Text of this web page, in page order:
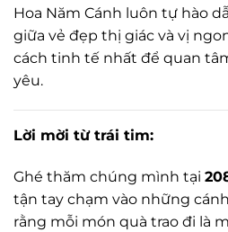
Hoa Năm Cánh luôn tự hào
giữa vẻ đẹp thị giác và vị
cách tinh tế nhất để quan
yêu.
Lời mời từ trái tim:
Ghé thăm chúng mình tại
tận tay chạm vào những
rằng mỗi món quà trao đi là